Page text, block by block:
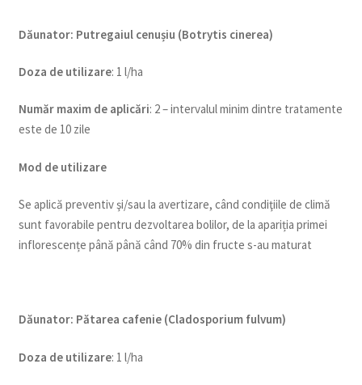
Dăunator: Putregaiul cenușiu (Botrytis cinerea)
Doza de utilizare: 1 l/ha
Număr maxim de aplicări: 2 – intervalul minim dintre tratamente
este de 10 zile
Mod de utilizare
Se aplică preventiv şi/sau la avertizare, când condiţiile de climă
sunt favorabile pentru dezvoltarea bolilor, de la apariția primei
inflorescențe până până când 70% din fructe s-au maturat
Dăunator: Pătarea cafenie (Cladosporium fulvum)
Doza de utilizare: 1 l/ha